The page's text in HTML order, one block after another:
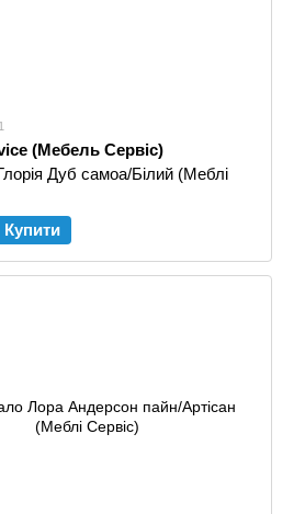
(Мебель Сервіс)
Дуб самоа/Білий (Меблі
Купити